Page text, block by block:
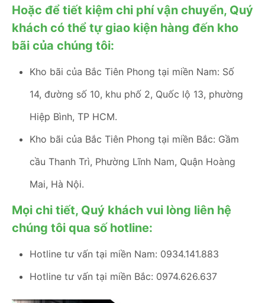
Hoặc để tiết kiệm chi phí vận chuyển, Quý
khách có thể tự giao kiện hàng đến kho
bãi của chúng tôi:
Kho bãi của Bắc Tiên Phong tại miền Nam: Số
14, đường số 10, khu phố 2, Quốc lộ 13, phường
Hiệp Bình, TP HCM.
Kho bãi của Bắc Tiên Phong tại miền Bắc: Gầm
cầu Thanh Trì, Phường Lĩnh Nam, Quận Hoàng
Mai, Hà Nội.
Mọi chi tiết, Quý khách vui lòng liên hệ
chúng tôi qua số hotline:
Hotline tư vấn tại miền Nam: 0934.141.883
Hotline tư vấn tại miền Bắc: 0974.626.637